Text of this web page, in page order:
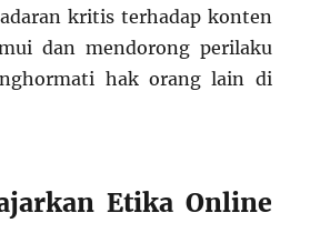
kritis terhadap konten
dan mendorong perilaku
hak orang lain di
Etika Online